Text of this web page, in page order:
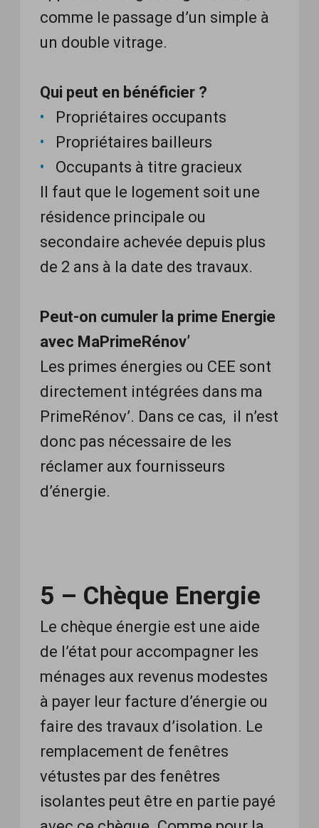
comme le passage d’un simple à
un double vitrage.
Qui peut en bénéficier ?
Propriétaires occupants
Propriétaires bailleurs
Occupants à titre gracieux
Il faut que le logement soit une
résidence principale ou
secondaire achevée depuis plus
de 2 ans à la date des travaux.
Peut-on cumuler la prime Energie
avec MaPrimeRénov’
Les primes énergies ou CEE sont
directement intégrées dans ma
PrimeRénov’. Dans ce cas, il n’est
donc pas nécessaire de les
réclamer aux fournisseurs
d’énergie.
5 – Chèque Energie
Le chèque énergie est une aide
de l’état pour accompagner les
ménages aux revenus modestes
à payer leur facture d’énergie ou
faire des travaux d’isolation. Le
remplacement de fenêtres
vétustes par des fenêtres
isolantes peut être en partie payé